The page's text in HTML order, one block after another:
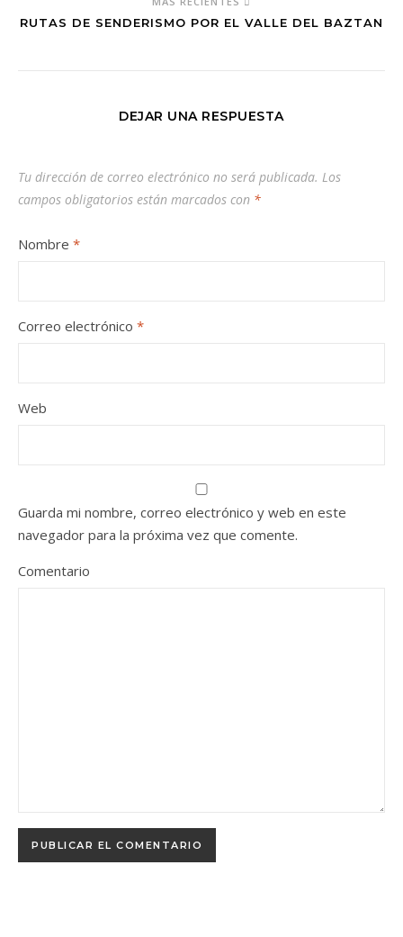
RUTAS DE SENDERISMO POR EL VALLE DEL BAZTAN
DEJAR UNA RESPUESTA
Tu dirección de correo electrónico no será publicada. Los
campos obligatorios están marcados con *
Nombre *
Correo electrónico *
Web
Guarda mi nombre, correo electrónico y web en este
navegador para la próxima vez que comente.
Comentario